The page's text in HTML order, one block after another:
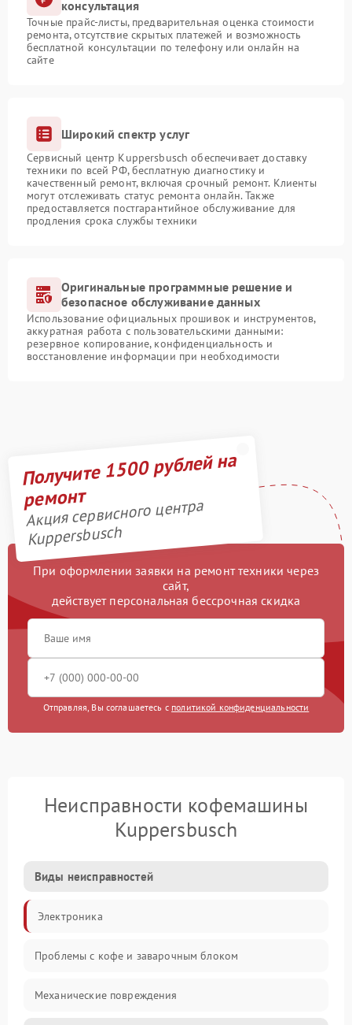
консультация
Точные прайс-листы, предварительная оценка стоимости
ремонта, отсутствие скрытых платежей и возможность
бесплатной консультации по телефону или онлайн на
сайте
Широкий спектр услуг
Сервисный центр Kuppersbusch обеспечивает доставку
техники по всей РФ, бесплатную диагностику и
качественный ремонт, включая срочный ремонт. Клиенты
могут отслеживать статус ремонта онлайн. Также
предоставляется постгарантийное обслуживание для
продления срока службы техники
Оригинальные программные решение и
безопасное обслуживание данных
Использование официальных прошивок и инструментов,
аккуратная работа с пользовательскими данными:
резервное копирование, конфиденциальность и
восстановление информации при необходимости
Получите 1500 рублей на
ремонт
Акция сервисного центра
Kuppersbusch
При оформлении заявки на ремонт техники через
сайт,
действует персональная бессрочная скидка
Отправляя, Вы соглашаетесь с политикой конфиденциальности
Неисправности кофемашины
Kuppersbusch
Виды неисправностей
Электроника
Проблемы с кофе и заварочным блоком
Механические повреждения